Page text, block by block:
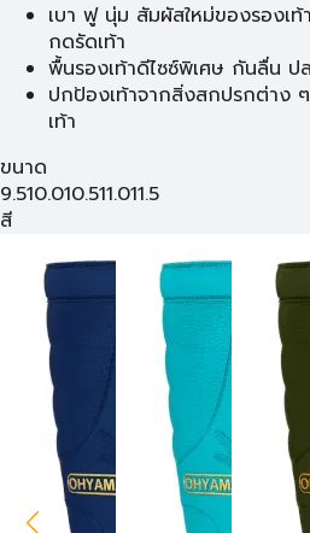
เบา ฟู นุ่ม สัมผัสใหม่ของรองเท้
กดรัดเท้า
พื้นรองเท้าดีไซซ์พิเศษ กันลื่น
ปกป้องเท้าจากสิ่งสกปรกต่าง
เท้า
ขนาด
9.510.010.511.011.5
สี